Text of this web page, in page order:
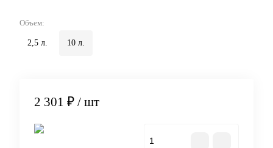
Объем:
2,5 л. 10 л.
2 301 ₽ / шт